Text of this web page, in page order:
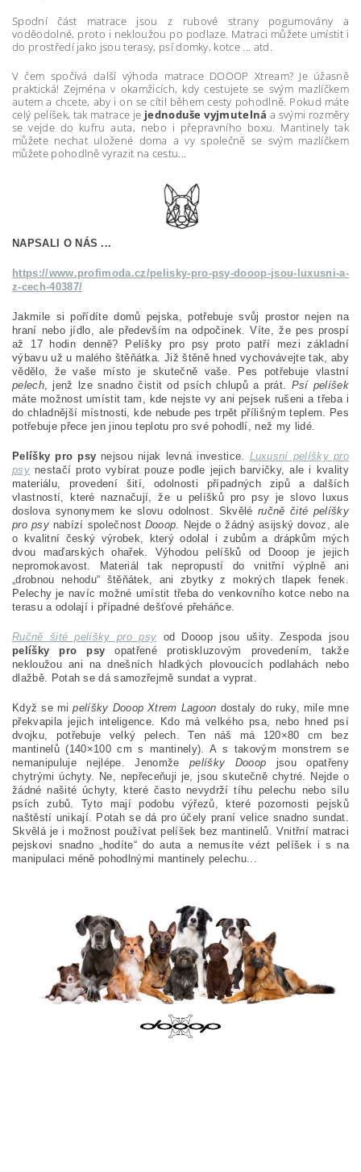
Spodní část matrace jsou z rubové strany pogumovány a
voděodolné, proto i nekloužou po podlaze. Matraci můžete umístit i
do prostředí jako jsou terasy, psí domky, kotce ... atd.
V čem spočívá další výhoda matrace DOOOP Xtream? Je úžasně
praktická! Zejména v okamžicích, kdy cestujete se svým mazlíčkem
autem a chcete, aby i on se cítil během cesty pohodlně. Pokud máte
celý pelíšek, tak matrace je jednoduše vyjmutelná a svými rozměry
se vejde do kufru auta, nebo i přepravního boxu. Mantinely tak
můžete nechat uložené doma a vy společně se svým mazlíčkem
můžete pohodlně vyrazit na cestu...
NAPSALI O NÁS ...
https://www.profimoda.cz/pelisky-pro-psy-dooop-jsou-luxusni-a-
z-cech-40387/
Jakmile si pořídíte domů pejska, potřebuje svůj prostor nejen na
hraní nebo jídlo, ale především na odpočinek. Víte, že pes prospí
až 17 hodin denně? Pelíšky pro psy proto patří mezi základní
výbavu už u malého štěňátka. Již štěně hned vychovávejte tak, aby
vědělo, že vaše místo je skutečně vaše. Pes potřebuje vlastní
pelech, jenž lze snadno čistit od psích chlupů a prát. Psí pelíšek
máte možnost umístit tam, kde nejste vy ani pejsek rušeni a třeba i
do chladnější místnosti, kde nebude pes trpět přílišným teplem. Pes
potřebuje přece jen jinou teplotu pro své pohodlí, než my lidé.
Pelíšky pro psy nejsou nijak levná investice. Luxusní pelíšky pro
psy nestačí proto vybírat pouze podle jejich barvičky, ale i kvality
materiálu, provedení šití, odolnosti případných zipů a dalších
vlastností, které naznačují, že u pelíšků pro psy je slovo luxus
doslova synonymem ke slovu odolnost. Skvělé ručně čité pelíšky
pro psynabízí společnost Dooop . Nejde o žádný asijský dovoz, ale
o kvalitní český výrobek, který odolal i zubům a drápkům mých
dvou maďarských ohařek. Výhodou pelíšků od Dooop je jejich
nepromokavost. Materiál tak nepropustí do vnitřní výplně ani
„drobnou nehodu“ štěňátek, ani zbytky z mokrých tlapek fenek.
Pelechy je navíc možné umístit třeba do venkovního kotce nebo na
terasu a odolají i případné dešťové přeháňce.
Ručně šité pelíšky pro psy od Dooop jsou ušity. Zespoda jsou
pelíšky pro psy opatřené protiskluzovým provedením, takže
nekloužou ani na dnešních hladkých plovoucích podlahách nebo
dlažbě. Potah se dá samozřejmě sundat a vyprat.
Když se mipelíšky Dooop Xtrem Lagoon dostaly do ruky, mile mne
překvapila jejich inteligence. Kdo má velkého psa, nebo hned psí
dvojku, potřebuje velký pelech. Ten náš má 120×80 cm bez
mantinelů (140×100 cm s mantinely). A s takovým monstrem se
nemanipuluje nejlépe. Jenomže pelíšky Dooop jsou opatřeny
chytrými úchyty. Ne, nepřeceňuji je, jsou skutečně chytré. Nejde o
žádné našité úchyty, které často nevydrží tíhu pelechu nebo sílu
psích zubů. Tyto mají podobu výřezů, které pozornosti pejsků
naštěstí unikají. Potah se dá pro účely praní velice snadno sundat.
Skvělá je i možnost používat pelíšek bez mantinelů. Vnitřní matraci
pejskovi snadno „hodíte“ do auta a nemusíte vézt pelíšek i s na
manipulaci méně pohodlnými mantinely pelechu...